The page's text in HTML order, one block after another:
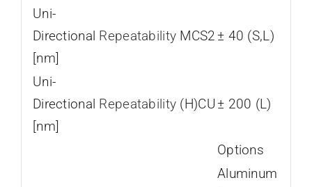
Uni-
Directional Repeatability MCS2
[nm]
± 40 (S,L)
Uni-
Directional Repeatability (H)CU
[nm]
± 200 (L)
Options
Aluminum